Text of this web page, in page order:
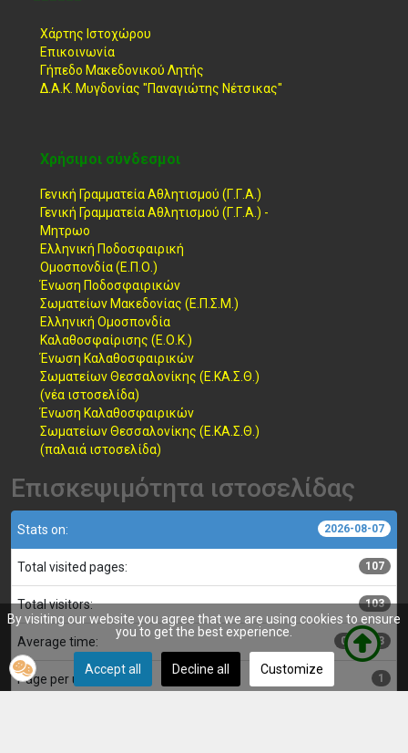
Χάρτης Ιστοχώρου
Επικοινωνία
Γήπεδο Μακεδονικού Λητής
Δ.Α.Κ. Μυγδονίας "Παναγιώτης Νέτσικας"
Χρήσιμοι σύνδεσμοι
Γενική Γραμματεία Αθλητισμού (Γ.Γ.Α.)
Γενική Γραμματεία Αθλητισμού (Γ.Γ.Α.) -
Μητρωο
Ελληνική Ποδοσφαιρική
Ομοσπονδία (Ε.Π.Ο.)
Ένωση Ποδοσφαιρικών
Σωματείων Μακεδονίας (Ε.Π.Σ.Μ.)
Ελληνική Ομοσπονδία
Καλαθοσφαίρισης (Ε.Ο.Κ.)
Ένωση Καλαθοσφαιρικών
Σωματείων Θεσσαλονίκης (Ε.ΚΑ.Σ.Θ.)
(νέα ιστοσελίδα)
Ένωση Καλαθοσφαιρικών
Σωματείων Θεσσαλονίκης (Ε.ΚΑ.Σ.Θ.)
(παλαιά ιστοσελίδα)
Επισκεψιμότητα ιστοσελίδας
Stats on: 2026-08-07
Total visited pages: 107
Total visitors: 103
Average time: 00:00:03
Page per user: 1
By visiting our website you agree that we are using cookies to ensure
you to get the best experience.
Accept all Decline all Customize